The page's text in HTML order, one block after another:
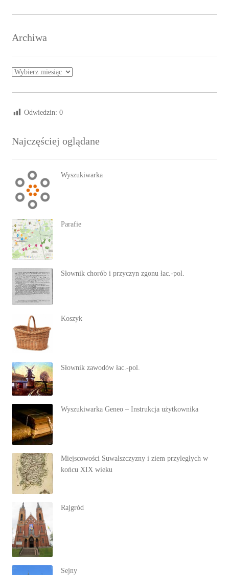
Archiwa
Archiwa
Odwiedzin: 0
Najczęściej oglądane
Wyszukiwarka
Parafie
Słownik chorób i przyczyn zgonu łac.-pol.
Koszyk
Słownik zawodów łac.-pol.
Wyszukiwarka Geneo – Instrukcja użytkownika
Miejscowości Suwalszczyzny i ziem przyległych w
końcu XIX wieku
Rajgród
Sejny